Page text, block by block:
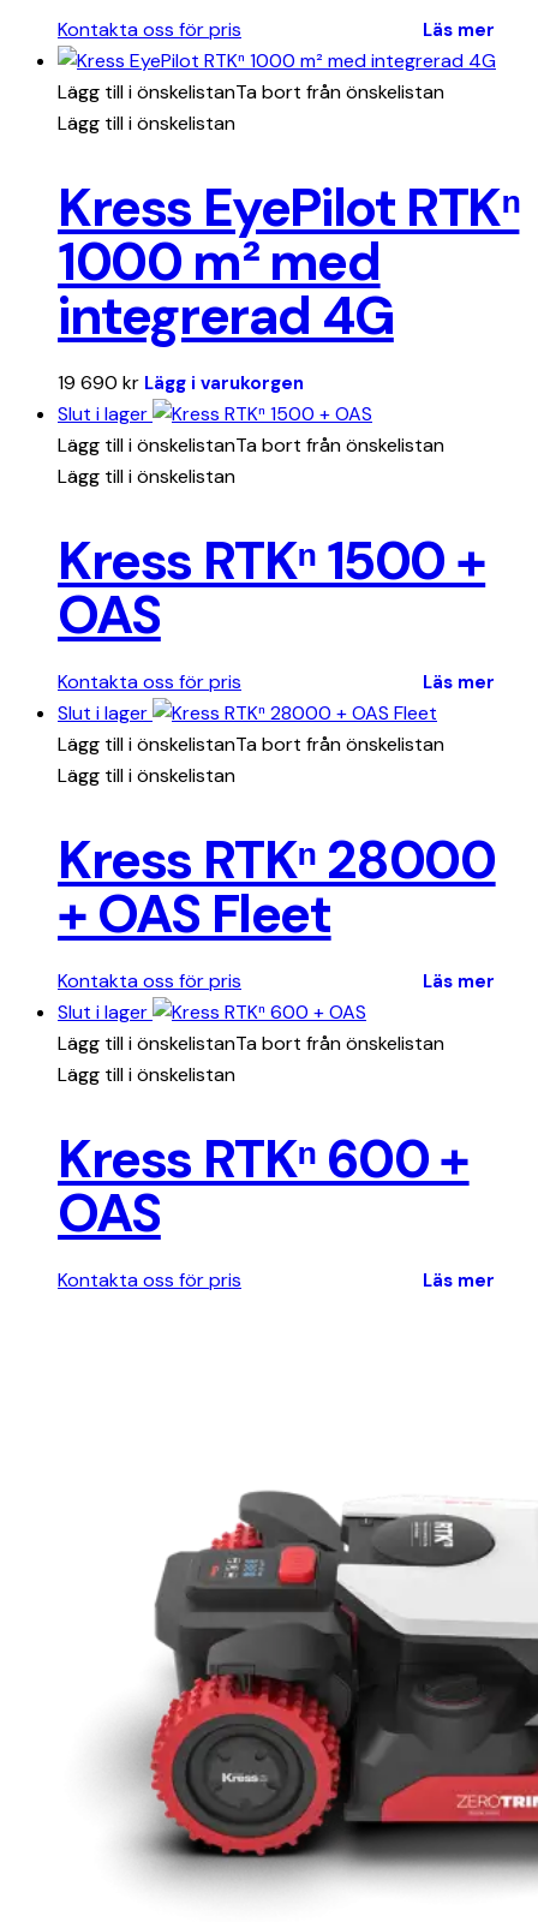
Kontakta oss för pris Läs mer
Lägg till i önskelistanTa bort från önskelistan
Lägg till i önskelistan
Kress EyePilot RTKⁿ
1000 m² med
integrerad 4G
19 690 kr Lägg i varukorgen
Slut i lager
Lägg till i önskelistanTa bort från önskelistan
Lägg till i önskelistan
Kress RTKⁿ 1500 +
OAS
Kontakta oss för pris Läs mer
Slut i lager
Lägg till i önskelistanTa bort från önskelistan
Lägg till i önskelistan
Kress RTKⁿ 28000
+ OAS Fleet
Kontakta oss för pris Läs mer
Slut i lager
Lägg till i önskelistanTa bort från önskelistan
Lägg till i önskelistan
Kress RTKⁿ 600 +
OAS
Kontakta oss för pris Läs mer